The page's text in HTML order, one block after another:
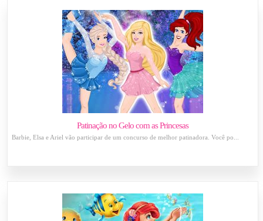
Patinação no Gelo com as Princesas
Barbie, Elsa e Ariel vão participar de um concurso de melhor patinadora. Você po...